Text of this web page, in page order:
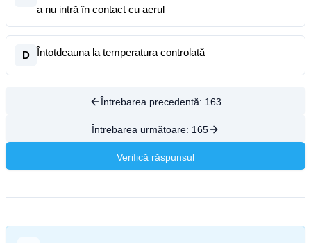
a nu intră în contact cu aerul
D Întotdeauna la temperatura controlată
Întrebarea precedentă: 163
Întrebarea următoare: 165
Verifică răspunsul